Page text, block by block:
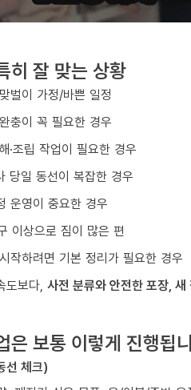
히 잘 맞는 상황
벌이 가정/바쁜 일정
충이 꼭 필요한 경우
·조립 작업이 필요한 경우
당일 동선이 복잡한 경우
운영이 중요한 경우
이상으로 짐이 많은 편
작하려면 기본 정리가 필요한 경우
도보다, 사전 분류와 안전한 포장,
은 보통 이렇게 진행됩
선 체크)